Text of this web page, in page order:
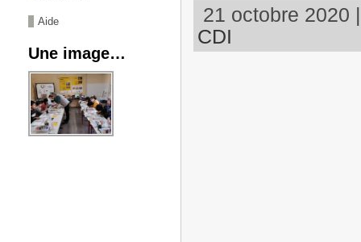
Aide
Une image…
21 octobre 2020
CDI